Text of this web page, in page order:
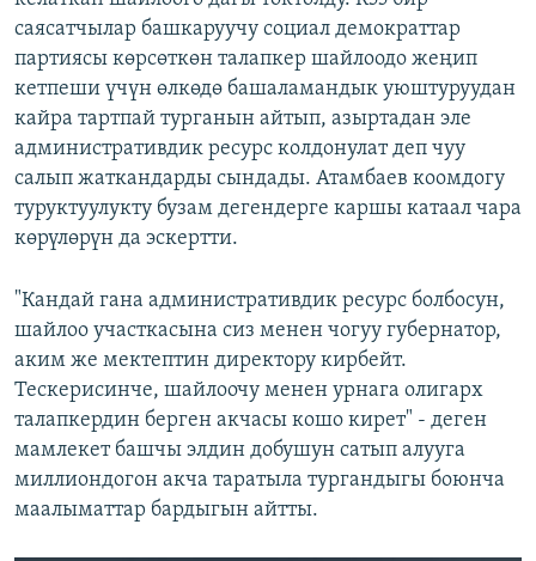
саясатчылар башкаруучу социал демократтар
партиясы көрсөткөн талапкер шайлоодо жеңип
кетпеши үчүн өлкөдө башаламандык уюштуруудан
кайра тартпай турганын айтып, азыртадан эле
административдик ресурс колдонулат деп чуу
салып жаткандарды сындады. Атамбаев коомдогу
туруктуулукту бузам дегендерге каршы катаал чара
көрүлөрүн да эскертти.
"Кандай гана административдик ресурс болбосун,
шайлоо участкасына сиз менен чогуу губернатор,
аким же мектептин директору кирбейт.
Тескерисинче, шайлоочу менен урнага олигарх
талапкердин берген акчасы кошо кирет" - деген
мамлекет башчы элдин добушун сатып алууга
миллиондогон акча таратыла тургандыгы боюнча
маалыматтар бардыгын айтты.